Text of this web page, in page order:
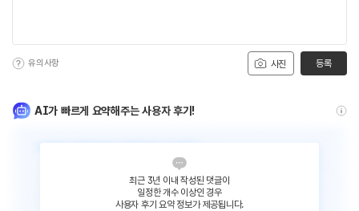
사진
유의사항 등록
AI가 빠르게 요약해주는 사용자 후기!
최근 3년 이내 작성된 댓글이
일정한 개수 이상인 경우
사용자 후기 요약 정보가 제공됩니다.